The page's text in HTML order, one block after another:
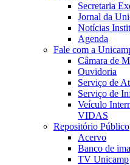
Secretaria
Jornal da
Notícias
Agenda
Fale com a
Câmara de
Ouvidoria
Serviço de
Serviço de
Veículo
VIDAS
Repositório Público
Acervo
Banco de
TV Unicamp